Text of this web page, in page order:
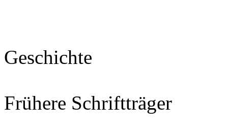
Geschichte
Frühere Schriftträger